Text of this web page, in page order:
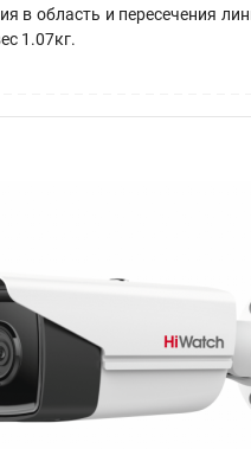
в область и пересечения
1.07кг.